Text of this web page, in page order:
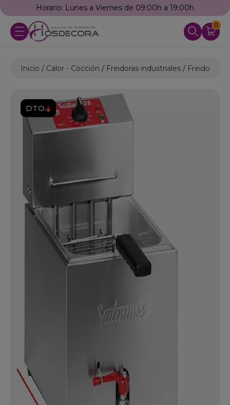
Horario: Lunes a Viernes de 09:00h a 19:00h
0
Inicio Calor - Cocción Freidoras industriales Freidoras
DTO.